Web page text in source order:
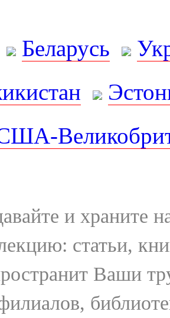
Беларусь
и храните
статьи,
Ваши